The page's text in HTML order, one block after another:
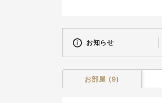
お知らせ
お部屋 (9)